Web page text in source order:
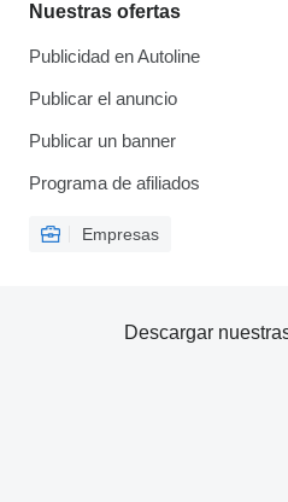
Nuestras ofertas
Publicidad en Autoline
Publicar el anuncio
Publicar un banner
Programa de afiliados
Empresas
Descargar